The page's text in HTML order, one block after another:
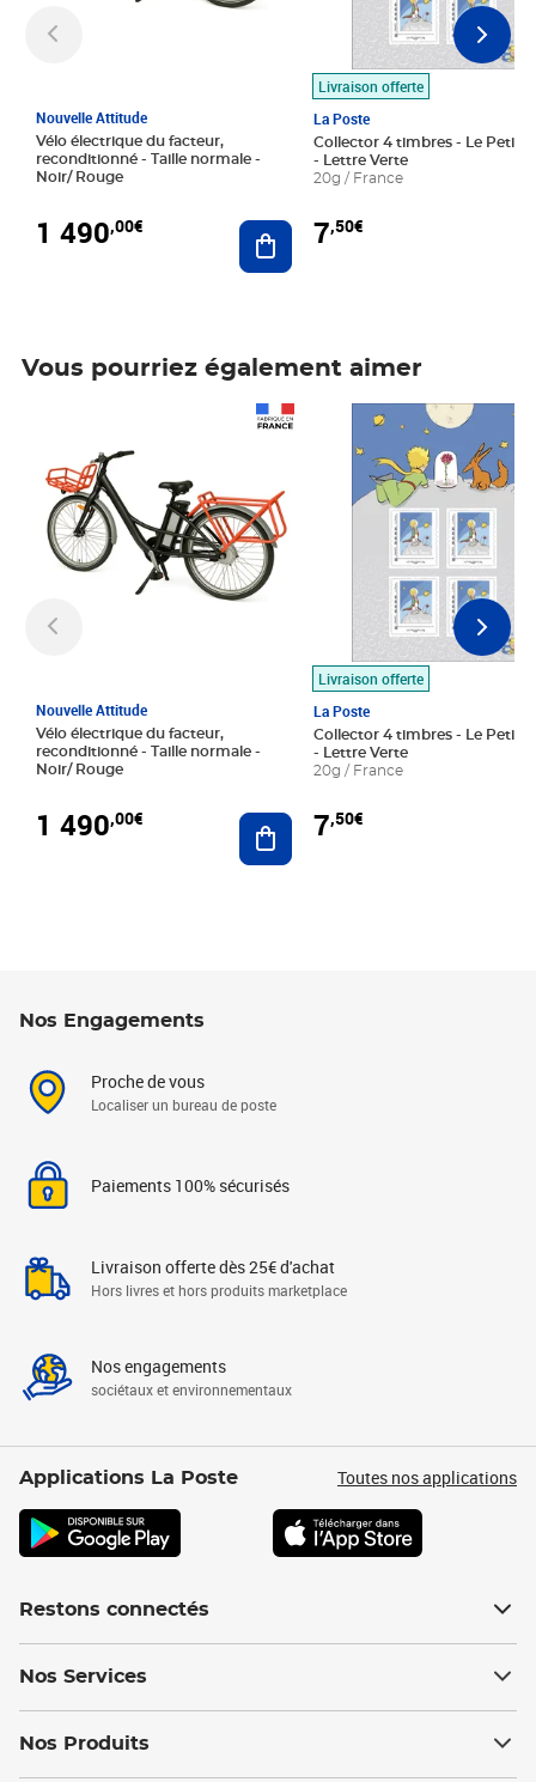
Nouvelle Attitude
Vélo électrique du facteur,
reconditionné - Taille normale -
Noir/ Rouge
1 490,00€ Ajouter au panier
Livraison offerte
La Poste
Collector 4 timbres - Le Petit
- Lettre Verte
20g / France
7,50€
Vous pourriez également aimer
Nouvelle Attitude
Vélo électrique du facteur,
reconditionné - Taille normale -
Noir/ Rouge
1 490,00€ Ajouter au panier
Livraison offerte
La Poste
Collector 4 timbres - Le Petit
- Lettre Verte
20g / France
7,50€
Prix 7,50€
Nos Engagements
Proche de vous
Localiser un bureau de poste
Paiements 100% sécurisés
Livraison offerte dès 25€ d'achat
Hors livres et hors produits marketplace
Nos engagements
sociétaux et environnementaux
Applications La Poste Toutes nos applications
Restons connectés
Nos Services
Nos Produits